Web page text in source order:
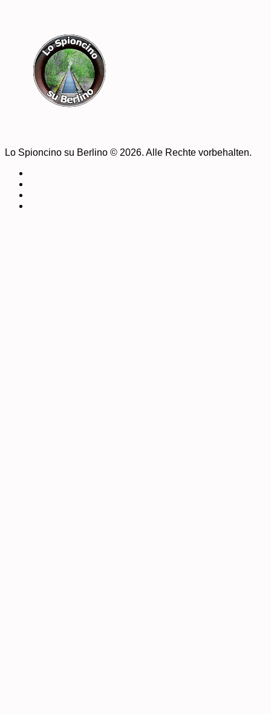
Lo Spioncino su Berlino © 2026. Alle Rechte vorbehalten.